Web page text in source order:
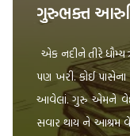
ગુરુભક્ત
એક નદીને તીરે
પણ ખરી. કોઈ
આવેલાં. ગુરુ એમને વેદ
સવાર થાય ને આશ્રમ